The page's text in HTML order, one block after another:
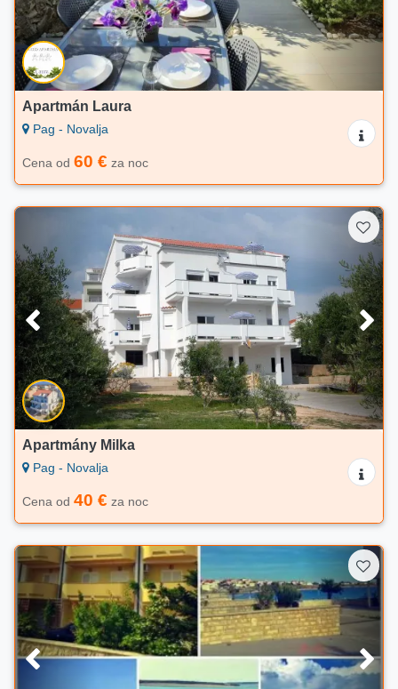
Apartmán Laura
Pag - Novalja
Cena od 60 € za noc
Apartmány Milka
Pag - Novalja
Cena od 40 € za noc